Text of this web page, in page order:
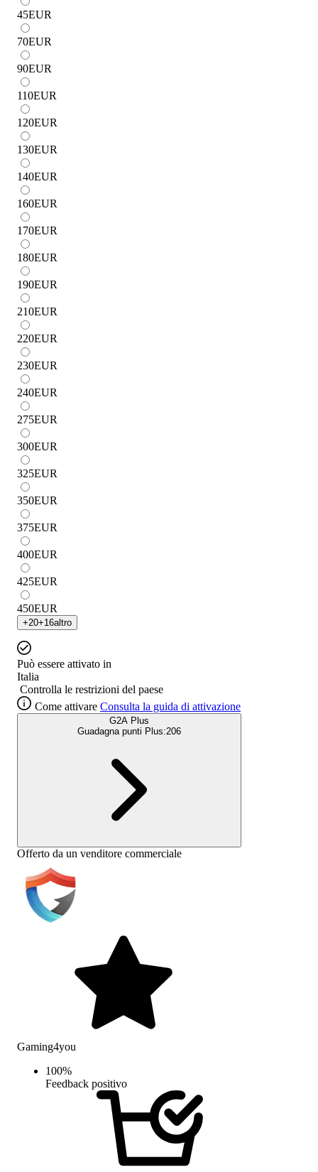
45EUR
70EUR
90EUR
110EUR
120EUR
130EUR
140EUR
160EUR
170EUR
180EUR
190EUR
210EUR
220EUR
230EUR
240EUR
275EUR
300EUR
325EUR
350EUR
375EUR
400EUR
425EUR
450EUR
+20+16altro
Può essere attivato in
Italia
Controlla le restrizioni del paese
Come attivare Consulta la guida di attivazione
G2A Plus
Guadagna punti Plus:206
Offerto da un venditore commerciale
Gaming4you
100%
Feedback positivo